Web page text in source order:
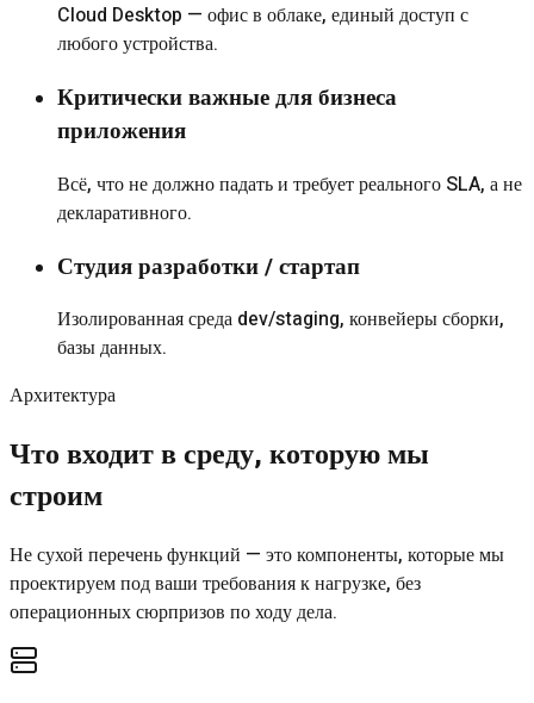
Cloud Desktop — офис в облаке, единый доступ с
любого устройства.
Критически важные для бизнеса
приложения
Всё, что не должно падать и требует реального SLA, а не
декларативного.
Студия разработки / стартап
Изолированная среда dev/staging, конвейеры сборки,
базы данных.
Архитектура
Что входит в среду, которую мы
строим
Не сухой перечень функций — это компоненты, которые мы
проектируем под ваши требования к нагрузке, без
операционных сюрпризов по ходу дела.